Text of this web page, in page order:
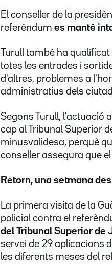
El conseller de la
referèndum es manté
Turull també ha
totes les entrades i
d'altres, problemes a
administratius dels
Segons Turull, l'actuació
cap al Tribunal Superior
minusvalidesa, perquè
conseller assegura que
Retorn, una setmana
La primera visita de la
policial contra el
del Tribunal Superior de
servei de 29 aplicacions
les diferents meses del